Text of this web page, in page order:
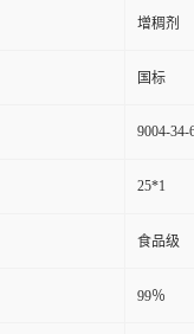
增稠剂
国标
9004-34-
25*1
食品级
99％